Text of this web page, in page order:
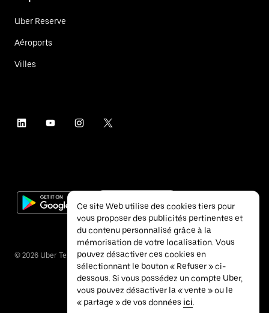
Uber Reserve
Aéroports
Villes
© 2026 Uber Technologies Inc.
Ce site Web utilise des cookies tiers pour
vous proposer des publicités pertinentes et
du contenu personnalisé grâce à la
mémorisation de votre localisation. Vous
pouvez désactiver ces cookies en
sélectionnant le bouton « Refuser » ci-
dessous. Si vous possédez un compte Uber,
vous pouvez désactiver la « vente » ou le
« partage » de vos données ici.